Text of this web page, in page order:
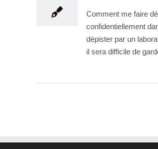
Comment me faire
confidentiellement
dépister par un
il sera difficile de